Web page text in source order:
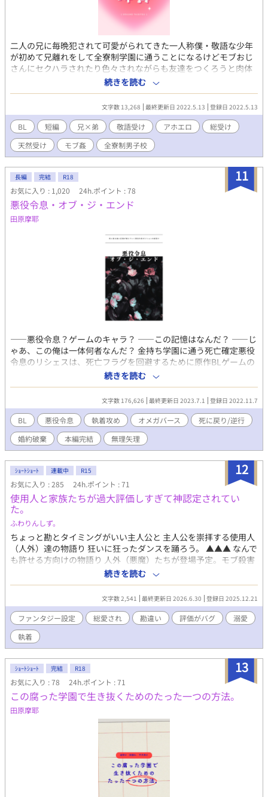
二人の兄に毎晩犯されて可愛がられてきた一人称僕・敬語な少年
が初めて兄離れをして全寮制学園に通うことになるけどモブおじ
さんにセクハラされたり色々されながらも友達をつくろうと肉体
的に頑張るお話。 ※近親相姦、セクハラ、世間知らず、挿入なし
で全編エロ、乳首責め多め。なんでも許せる方向け。
続きを読む
文字数 13,268 最終更新日 2022.5.13 登録日 2022.5.13
BL 短編 兄×弟 敬語受け アホエロ
総受け
天然受け
モブ姦 全寮制男子校
11
長編 完結 R18
お気に入り : 1,020 24h.ポイント : 78
悪役令息・オブ・ジ・エンド
田原摩耶
――悪役令息？ゲームのキャラ？ ――この記憶はなんだ？ ――じ
ゃあ、この俺は一体何者なんだ？ 金持ち学園に通う死亡確定悪役
令息のリシェスは、死亡フラグを回避するために原作BLゲームの
主人公兼転生者である『アンリ』と同じ行動を取り、婚約者であ
り運命の番である幼馴染のアンフェールのスチルイベント回収し
ようとした結果、深刻なエラーが発生してしまうお話。 婚約者に
甘い硬派な幼馴染α婚約者×死に戻る度に記憶が増えていく悪役令
息ポジションΩ受けメインの総受け ※主人公が可哀想な目に遭い
がちなので、なんでも許せる方向け
続きを読む
文字数 176,626 最終更新日 2023.7.1 登録日 2022.11.7
BL 悪役令息 執着攻め オメガバース
死に戻り/逆行
婚約破棄
本編完結 無理矢理
12
ｼｮｰﾄｼｮｰﾄ 連載中 R15
お気に入り : 285 24h.ポイント : 71
使用人と家族たちが過大評価しすぎて神認定されてい
た。
ふわりんしず。
ちょっと勘とタイミングがいい主人公と 主人公を崇拝する使用人
（人外）達の物語り 狂いに狂ったダンスを踊ろう。 ▲▲▲ なんで
も許せる方向けの物語り 人外（悪魔）たちが登場予定。モブ殺害
あり、人間を悪魔に変える表現あり。
続きを読む
文字数 2,541 最終更新日 2026.6.30 登録日 2025.12.21
ファンタジー設定 総愛され 勘違い 評価がバグ
溺愛
執着
13
ｼｮｰﾄｼｮｰﾄ 完結 R18
お気に入り : 78 24h.ポイント : 71
この腐った学園で生き抜くためのたった一つの方法。
田原摩耶